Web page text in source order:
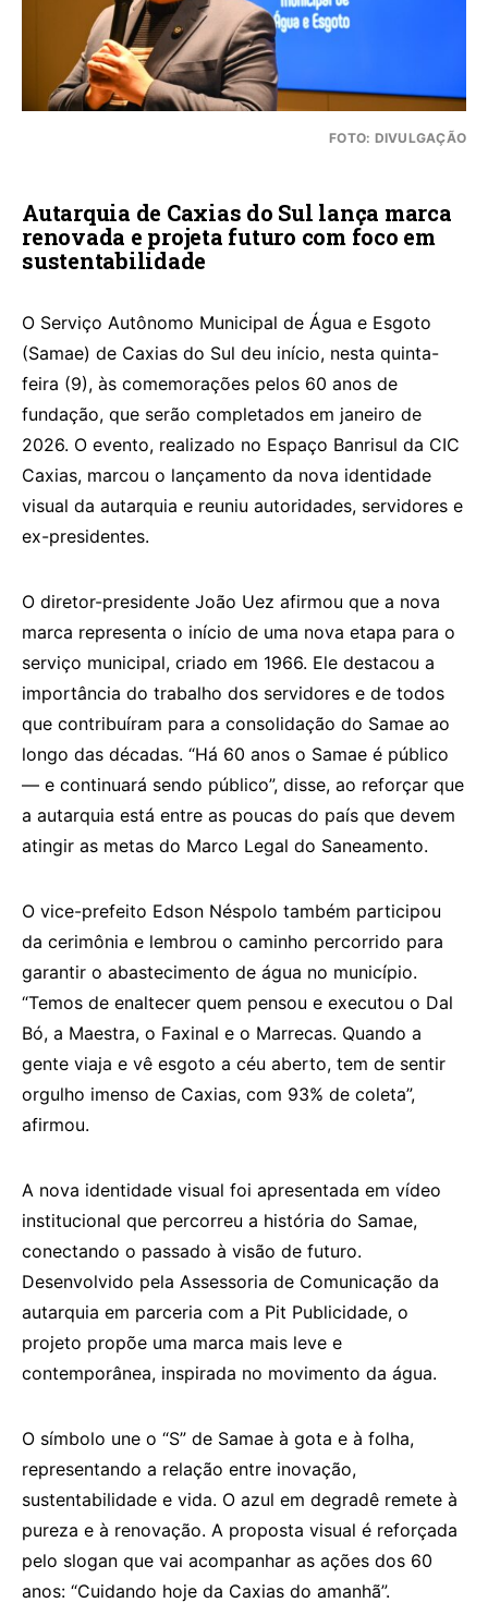
FOTO: DIVULGAÇÃO
Autarquia de Caxias do Sul lança marca
renovada e projeta futuro com foco em
sustentabilidade
O Serviço Autônomo Municipal de Água e Esgoto
(Samae) de Caxias do Sul deu início, nesta quinta-
feira (9), às comemorações pelos 60 anos de
fundação, que serão completados em janeiro de
2026. O evento, realizado no Espaço Banrisul da CIC
Caxias, marcou o lançamento da nova identidade
visual da autarquia e reuniu autoridades, servidores e
ex-presidentes.
O diretor-presidente João Uez afirmou que a nova
marca representa o início de uma nova etapa para o
serviço municipal, criado em 1966. Ele destacou a
importância do trabalho dos servidores e de todos
que contribuíram para a consolidação do Samae ao
longo das décadas. “Há 60 anos o Samae é público
— e continuará sendo público”, disse, ao reforçar que
a autarquia está entre as poucas do país que devem
atingir as metas do Marco Legal do Saneamento.
O vice-prefeito Edson Néspolo também participou
da cerimônia e lembrou o caminho percorrido para
garantir o abastecimento de água no município.
“Temos de enaltecer quem pensou e executou o Dal
Bó, a Maestra, o Faxinal e o Marrecas. Quando a
gente viaja e vê esgoto a céu aberto, tem de sentir
orgulho imenso de Caxias, com 93% de coleta”,
afirmou.
A nova identidade visual foi apresentada em vídeo
institucional que percorreu a história do Samae,
conectando o passado à visão de futuro.
Desenvolvido pela Assessoria de Comunicação da
autarquia em parceria com a Pit Publicidade, o
projeto propõe uma marca mais leve e
contemporânea, inspirada no movimento da água.
O símbolo une o “S” de Samae à gota e à folha,
representando a relação entre inovação,
sustentabilidade e vida. O azul em degradê remete à
pureza e à renovação. A proposta visual é reforçada
pelo slogan que vai acompanhar as ações dos 60
anos: “Cuidando hoje da Caxias do amanhã”.